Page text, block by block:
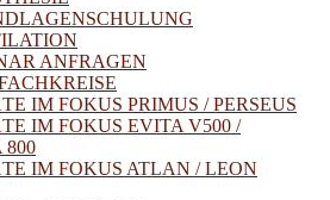
ANFRAGEN
IM FOKUS PRIMUS / PERSEUS
IM FOKUS EVITA V500 /
800
IM FOKUS ATLAN / LEON